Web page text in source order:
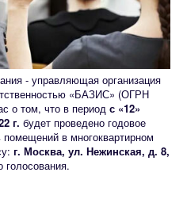
- управляющая организация
«БАЗИС» (ОГРН
о том, что в период с «12»
г. будет проведено годовое
в многоквартирном
г. Москва, ул. Нежинская, д. 8,
голосования.